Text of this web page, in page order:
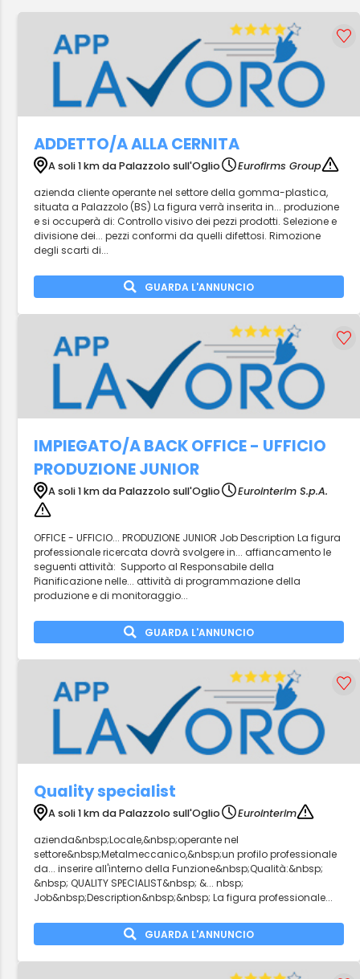
ADDETTO/A ALLA CERNITA
A soli 1 km da Palazzolo sull'Oglio
Eurofirms Group
azienda cliente operante nel settore della gomma-plastica,
situata a Palazzolo (BS) La figura verrà inserita in... produzione
e si occuperà di: Controllo visivo dei pezzi prodotti. Selezione e
divisione dei... pezzi conformi da quelli difettosi. Rimozione
degli scarti di...
GUARDA L'ANNUNCIO
IMPIEGATO/A BACK OFFICE - UFFICIO
PRODUZIONE JUNIOR
A soli 1 km da Palazzolo sull'Oglio Eurointerim S.p.A.
OFFICE - UFFICIO... PRODUZIONE JUNIOR Job Description La figura
professionale ricercata dovrà svolgere in... affiancamento le
seguenti attività: Supporto al Responsabile della
Pianificazione nelle... attività di programmazione della
produzione e di monitoraggio...
GUARDA L'ANNUNCIO
Quality specialist
A soli 1 km da Palazzolo sull'Oglio
Eurointerim
azienda&nbsp;Locale,&nbsp;operante nel
settore&nbsp;Metalmeccanico,&nbsp;un profilo professionale
da... inserire all'interno della Funzione&nbsp;Qualità:&nbsp;
&nbsp; QUALITY SPECIALIST&nbsp; &... nbsp;
Job&nbsp;Description&nbsp;&nbsp; La figura professionale...
GUARDA L'ANNUNCIO